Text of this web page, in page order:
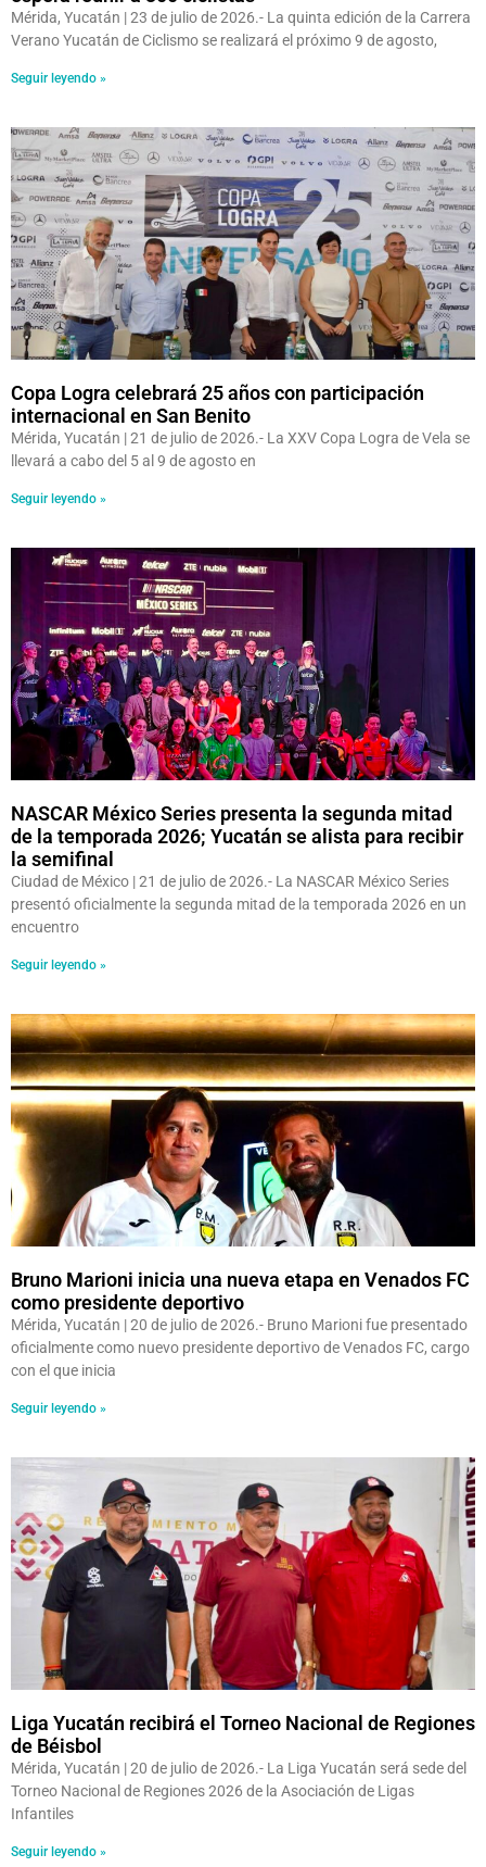
Mérida, Yucatán | 23 de julio de 2026.- La quinta edición de la Carrera
Verano Yucatán de Ciclismo se realizará el próximo 9 de agosto,
Seguir leyendo »
Copa Logra celebrará 25 años con participación
internacional en San Benito
Mérida, Yucatán | 21 de julio de 2026.- La XXV Copa Logra de Vela se
llevará a cabo del 5 al 9 de agosto en
Seguir leyendo »
NASCAR México Series presenta la segunda mitad
de la temporada 2026; Yucatán se alista para recibir
la semifinal
Ciudad de México | 21 de julio de 2026.- La NASCAR México Series
presentó oficialmente la segunda mitad de la temporada 2026 en un
encuentro
Seguir leyendo »
Bruno Marioni inicia una nueva etapa en Venados FC
como presidente deportivo
Mérida, Yucatán | 20 de julio de 2026.- Bruno Marioni fue presentado
oficialmente como nuevo presidente deportivo de Venados FC, cargo
con el que inicia
Seguir leyendo »
Liga Yucatán recibirá el Torneo Nacional de Regiones
de Béisbol
Mérida, Yucatán | 20 de julio de 2026.- La Liga Yucatán será sede del
Torneo Nacional de Regiones 2026 de la Asociación de Ligas
Infantiles
Seguir leyendo »